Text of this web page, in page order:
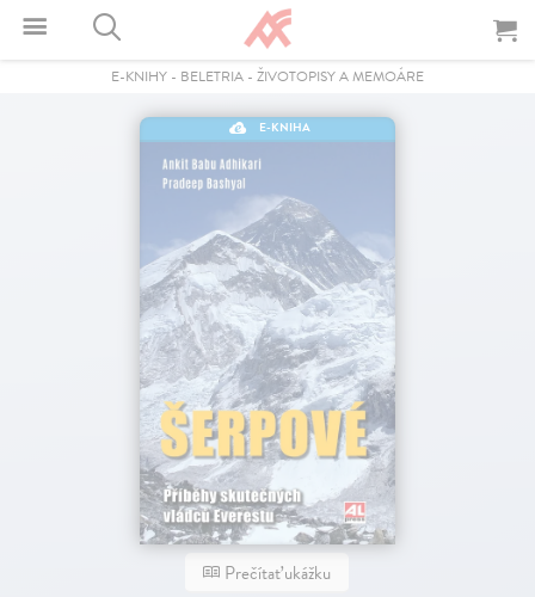
E-KNIHY - BELETRIA - ŽIVOTOPISY A MEMOÁRE
E-KNIHA
Prečítať ukážku